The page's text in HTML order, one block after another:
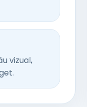
vizual,